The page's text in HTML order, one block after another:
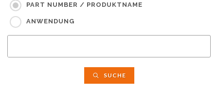
PART NUMBER / PRODUKTNAME
ANWENDUNG
SUCHE